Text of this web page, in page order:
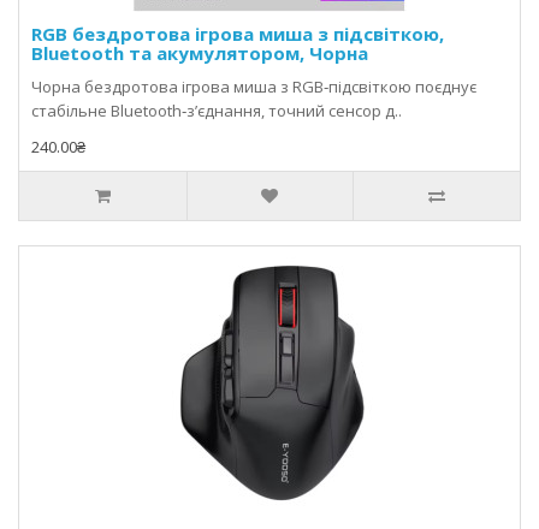
RGB бездротова ігрова миша з підсвіткою,
Bluetooth та акумулятором, Чорна
Чорна бездротова ігрова миша з RGB‑підсвіткою поєднує
стабільне Bluetooth‑з’єднання, точний сенсор д..
240.00₴